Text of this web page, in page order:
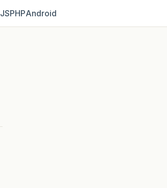
JSPHPAndroid